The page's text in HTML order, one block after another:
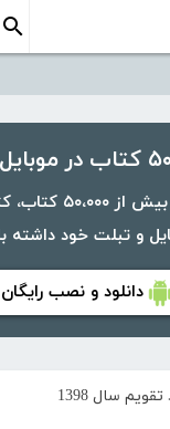
شما
با اپلیکیشن
و تبلت خود داشته
دانلود و نصب رایگان
سال 1398